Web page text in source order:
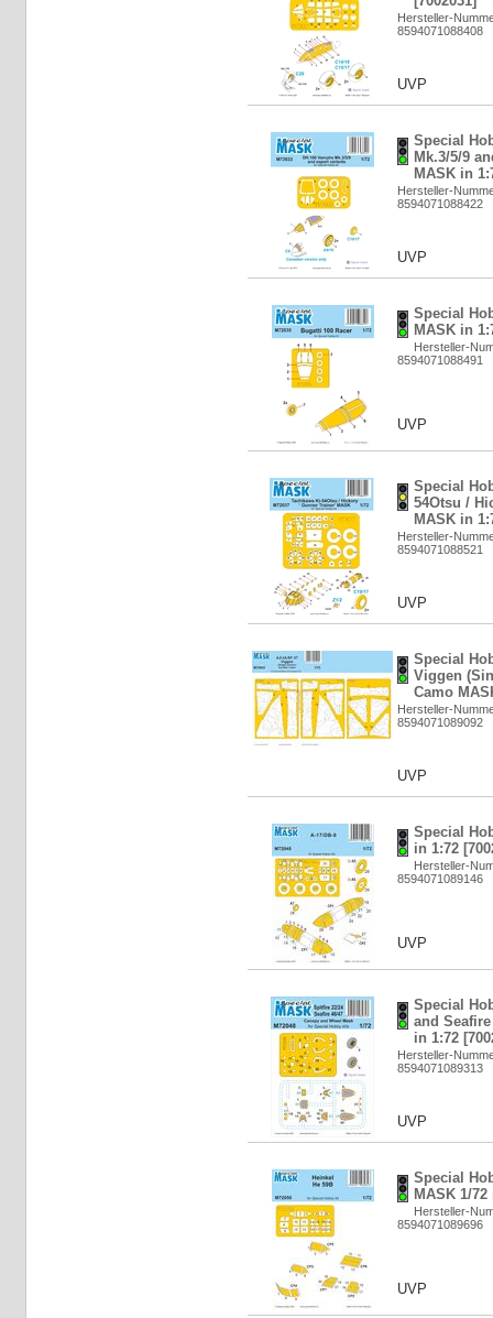
Hersteller-
8594071088408
UVP
Special
Mk.3/5/9
MASK in
Hersteller-
8594071088422
UVP
Special
MASK in
Hersteller-
8594071088491
UVP
Special
54Otsu /
MASK in
Hersteller-
8594071088521
UVP
Special
Viggen
Camo
Hersteller-
8594071089092
UVP
Special
in 1:72
Hersteller-
8594071089146
UVP
Special
and
in 1:72
Hersteller-
8594071089313
UVP
Special
MASK 1/72
Hersteller-
8594071089696
UVP